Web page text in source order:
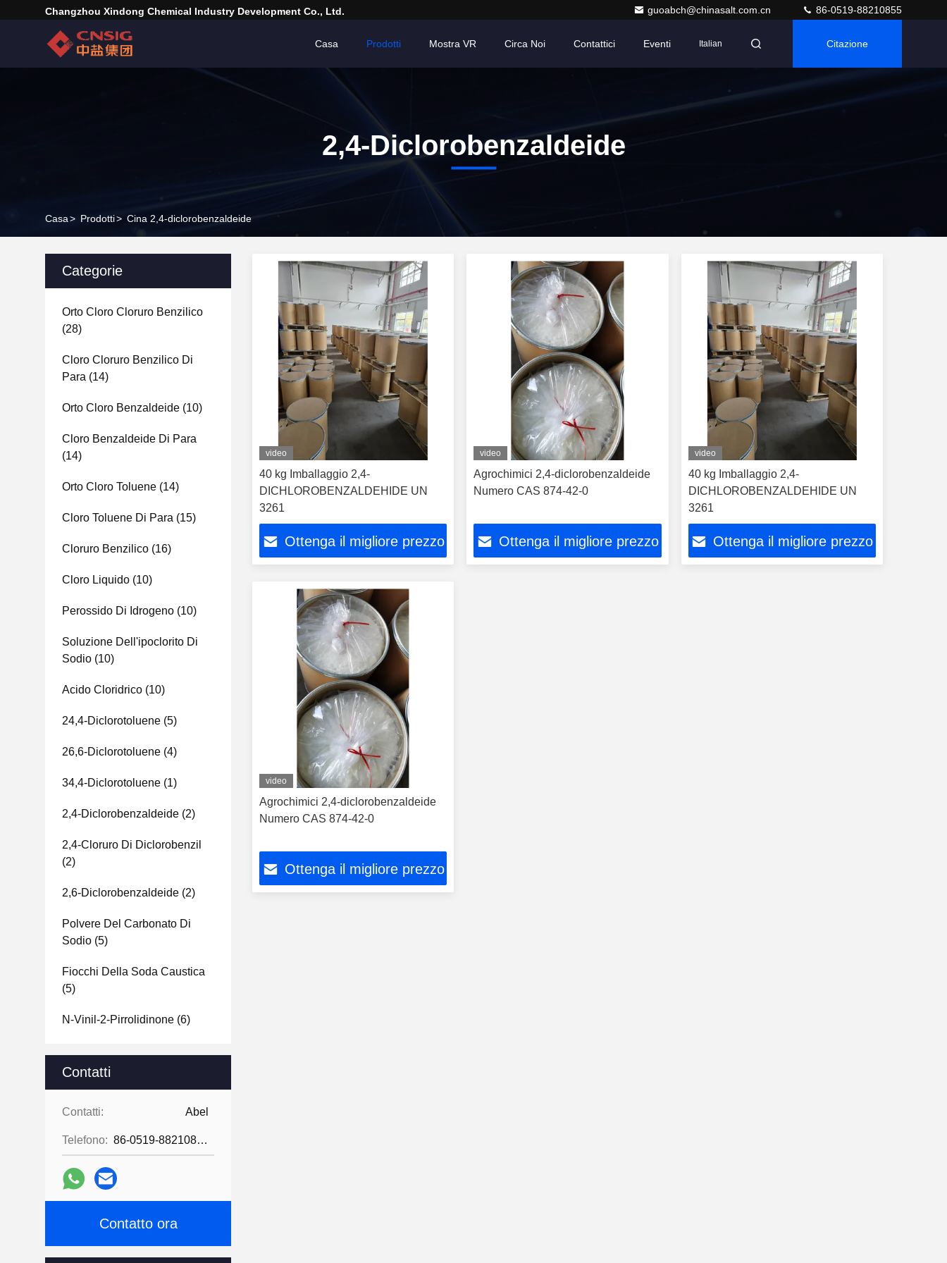
Changzhou Xindong Chemical Industry Development Co., Ltd. guoabch@chinasalt.com.cn 86-0519-88210855
Casa Prodotti Mostra VR Circa Noi Contattici Eventi Italian Citazione
2,4-Diclorobenzaldeide
Casa> Prodotti> Cina 2,4-diclorobenzaldeide
Categorie
Orto Cloro Cloruro Benzilico
(28)
Cloro Cloruro Benzilico Di
Para (14)
Orto Cloro Benzaldeide (10)
Cloro Benzaldeide Di Para
(14)
Orto Cloro Toluene (14)
Cloro Toluene Di Para (15)
Cloruro Benzilico (16)
Cloro Liquido (10)
Perossido Di Idrogeno (10)
Soluzione Dell'ipoclorito Di
Sodio (10)
Acido Cloridrico (10)
24,4-Diclorotoluene (5)
26,6-Diclorotoluene (4)
34,4-Diclorotoluene (1)
2,4-Diclorobenzaldeide (2)
2,4-Cloruro Di Diclorobenzil
(2)
2,6-Diclorobenzaldeide (2)
Polvere Del Carbonato Di
Sodio (5)
Fiocchi Della Soda Caustica
(5)
N-Vinil-2-Pirrolidinone (6)
Contatti
Contatti: Abel
Telefono: 86-0519-88210855
Contatto ora
video
40 kg Imballaggio 2,4-
DICHLOROBENZALDEHIDE UN
3261
Ottenga il migliore prezzo
video
Agrochimici 2,4-diclorobenzaldeide
Numero CAS 874-42-0
Ottenga il migliore prezzo
video
40 kg Imballaggio 2,4-
DICHLOROBENZALDEHIDE UN
3261
Ottenga il migliore prezzo
video
Agrochimici 2,4-diclorobenzaldeide
Numero CAS 874-42-0
Ottenga il migliore prezzo